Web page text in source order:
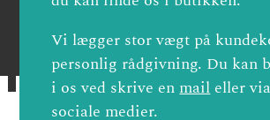
Vi lægger stor vægt på
personlig rådgivning. Du kan
i os ved skrive enmaileller
sociale medier.